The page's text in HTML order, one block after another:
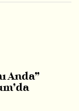
Anda”